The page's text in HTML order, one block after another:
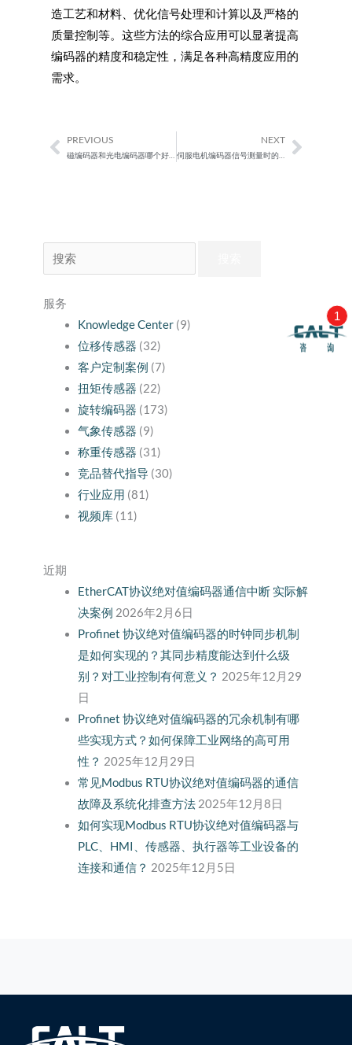
造工艺和材料、优化信号处理和计算以及严格的
质量控制等。这些方法的综合应用可以显著提高
编码器的精度和稳定性，满足各种高精度应用的
需求。
Prev
PREVIOUS NEXT
伺服电机编码器信号测量时的注意事项 Next
索：
服务
Knowledge Center(9)
位移传感器 (32)
客户定制案例 (7)
扭矩传感器 (22)
旋转编码器 (173)
气象传感器 (9)
称重传感器 (31)
竞品替代指导 (30)
行业应用 (81)
视频库(11)
近期
EtherCAT协议绝对值编码器通信中断 实际解
决案例 2026年2月6日
Profinet 协议绝对值编码器的时钟同步机制
是如何实现的？其同步精度能达到什么级
别？对工业控制有何意义？ 2025年12月29
日
Profinet 协议绝对值编码器的冗余机制有哪
些实现方式？如何保障工业网络的高可用
性？ 2025年12月29日
常见Modbus RTU协议绝对值编码器的通信
故障及系统化排查方法 2025年12月8日
如何实现Modbus RTU协议绝对值编码器与
PLC、HMI、传感器、执行器等工业设备的
连接和通信？ 2025年12月5日
1